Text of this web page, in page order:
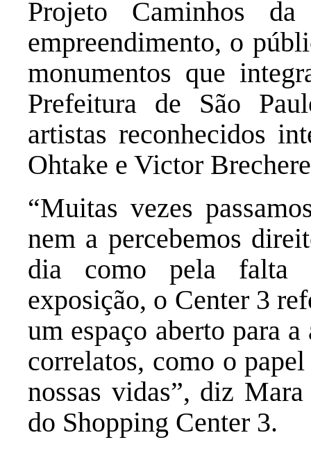
Projeto Caminhos
empreendimento, o
monumentos que
Prefeitura de São
artistas reconhecidos
Ohtake e Victor
“Muitas vezes
nem a percebemos
dia como pela falta
exposição, o Center 3
um espaço aberto para
correlatos, como o
nossas vidas”, diz
do Shopping Center 3.